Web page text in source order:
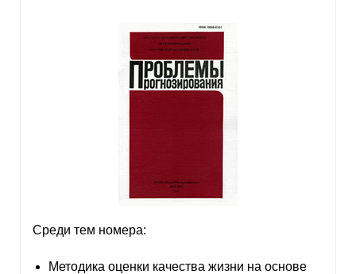
Среди тем номера:
Методика оценки качества жизни на основе